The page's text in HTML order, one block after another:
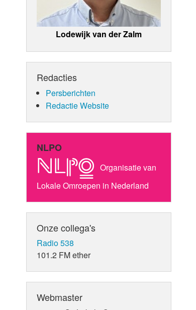
Lodewijk van der Zalm
Redacties
Persberichten
Redactie Website
NLPO
Organisatie van
Lokale Omroepen in Nederland
Onze collega's
Radio 538
101.2 FM ether
Webmaster